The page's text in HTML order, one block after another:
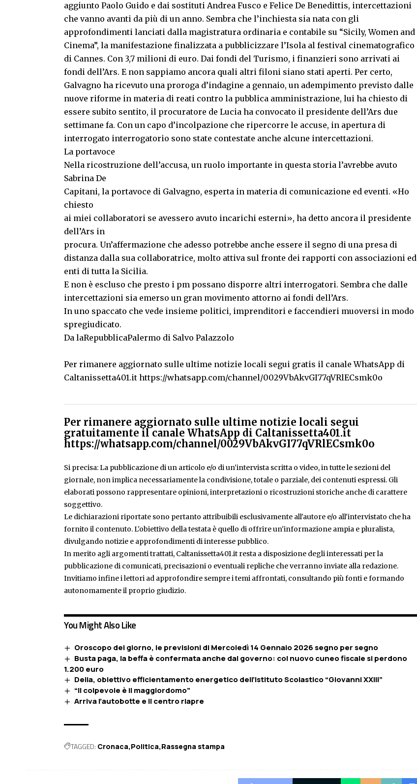
aggiunto Paolo Guido e dai sostituti Andrea Fusco e Felice De Benedittis, intercettazioni
che vanno avanti da più di un anno. Sembra che l’inchiesta sia nata con gli
approfondimenti lanciati dalla magistratura ordinaria e contabile su “Sicily, Women and
Cinema”, la manifestazione finalizzata a pubblicizzare l’Isola al festival cinematografico
di Cannes. Con 3,7 milioni di euro. Dai fondi del Turismo, i finanzieri sono arrivati ai
fondi dell’Ars. E non sappiamo ancora quali altri filoni siano stati aperti. Per certo,
Galvagno ha ricevuto una proroga d’indagine a gennaio, un adempimento previsto dalle
nuove riforme in materia di reati contro la pubblica amministrazione, lui ha chiesto di
essere subito sentito, il procuratore de Lucia ha convocato il presidente dell’Ars due
settimane fa. Con un capo d’incolpazione che ripercorre le accuse, in apertura di
interrogato interrogatorio sono state contestate anche alcune intercettazioni.
La portavoce
Nella ricostruzione dell’accusa, un ruolo importante in questa storia l’avrebbe avuto
Sabrina De
Capitani, la portavoce di Galvagno, esperta in materia di comunicazione ed eventi. «Ho
chiesto
ai miei collaboratori se avessero avuto incarichi esterni», ha detto ancora il presidente
dell’Ars in
procura. Un’affermazione che adesso potrebbe anche essere il segno di una presa di
distanza dalla sua collaboratrice, molto attiva sul fronte dei rapporti con associazioni ed
enti di tutta la Sicilia.
E non è escluso che presto i pm possano disporre altri interrogatori. Sembra che dalle
intercettazioni sia emerso un gran movimento attorno ai fondi dell’Ars.
In uno spaccato che vede insieme politici, imprenditori e faccendieri muoversi in modo
spregiudicato.
Da laRepubblicaPalermo di Salvo Palazzolo
Per rimanere aggiornato sulle ultime notizie locali segui gratis il canale WhatsApp di
Caltanissetta401.it https://whatsapp.com/channel/0029VbAkvGI77qVRlECsmk0o
Per rimanere aggiornato sulle ultime notizie locali segui
gratuitamente il canale WhatsApp di Caltanissetta401.it
https://whatsapp.com/channel/0029VbAkvGI77qVRlECsmk0o
Si precisa: La pubblicazione di un articolo e/o di un'intervista scritta o video, in tutte le sezioni del
giornale, non implica necessariamente la condivisione, totale o parziale, dei contenuti espressi. Gli
elaborati possono rappresentare opinioni, interpretazioni o ricostruzioni storiche anche di carattere
soggettivo.
Le dichiarazioni riportate sono pertanto attribuibili esclusivamente all'autore e/o all'intervistato che ha
fornito il contenuto. L'obiettivo della testata è quello di offrire un'informazione ampia e pluralista,
divulgando notizie e approfondimenti di interesse pubblico.
In merito agli argomenti trattati, Caltanissetta401.it resta a disposizione degli interessati per la
pubblicazione di comunicati, precisazioni o eventuali repliche che verranno inviate alla redazione.
Invitiamo infine i lettori ad approfondire sempre i temi affrontati, consultando più fonti e formando
autonomamente il proprio giudizio.
You Might Also Like
Oroscopo del giorno, le previsioni di Mercoledì 14 Gennaio 2026 segno per segno
Busta paga, la beffa è confermata anche dal governo: col nuovo cuneo fiscale si perdono
1.200 euro
Delia, obiettivo efficientamento energetico dell’Istituto Scolastico “Giovanni XXIII”
“Il colpevole è il maggiordomo”
Arriva l’autobotte e il centro riapre
TAGGED: Cronaca Politica Rassegna stampa